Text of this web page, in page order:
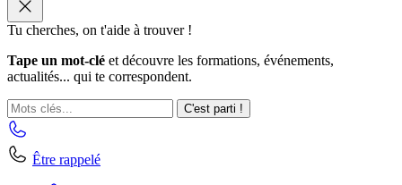
Tu cherches, on t'aide à trouver !
Tape un mot-clé et découvre les formations, événements,
actualités... qui te correspondent.
C'est parti !
Être rappelé